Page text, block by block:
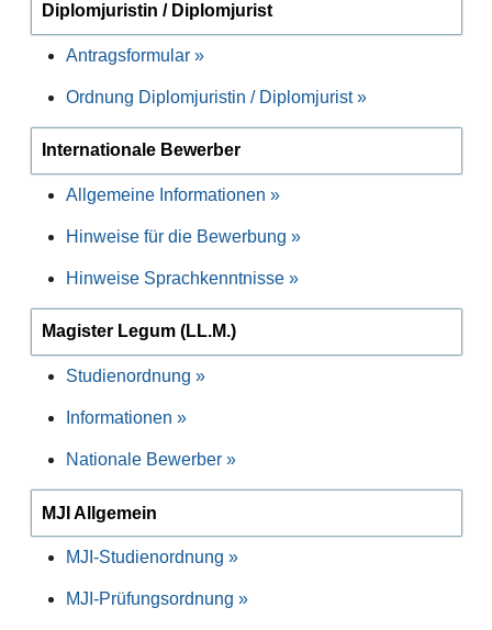
Diplomjuristin / Diplomjurist
Antragsformular »
Ordnung Diplomjuristin / Diplomjurist »
Internationale Bewerber
Allgemeine Informationen »
Hinweise für die Bewerbung »
Hinweise Sprachkenntnisse »
Magister Legum (LL.M.)
Studienordnung »
Informationen »
Nationale Bewerber »
MJI Allgemein
MJI-Studienordnung »
MJI-Prüfungsordnung »